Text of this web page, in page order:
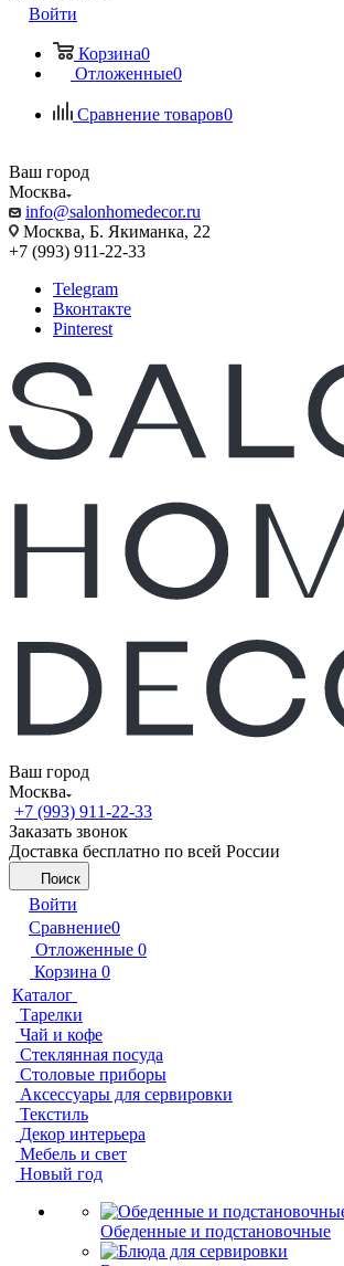
Войти
Корзина0
Отложенные0
Сравнение товаров0
Ваш город
Москва
info@salonhomedecor.ru
Москва, Б. Якиманка, 22
+7 (993) 911-22-33
Telegram
Вконтакте
Pinterest
Ваш город
Москва
+7 (993) 911-22-33
Заказать звонок
Доставка бесплатно по всей России
Поиск
Войти
Сравнение0
Отложенные 0
Корзина 0
Каталог
Тарелки
Чай и кофе
Стеклянная посуда
Столовые приборы
Аксессуары для сервировки
Текстиль
Декор интерьера
Мебель и свет
Новый год
Обеденные и подстановочные